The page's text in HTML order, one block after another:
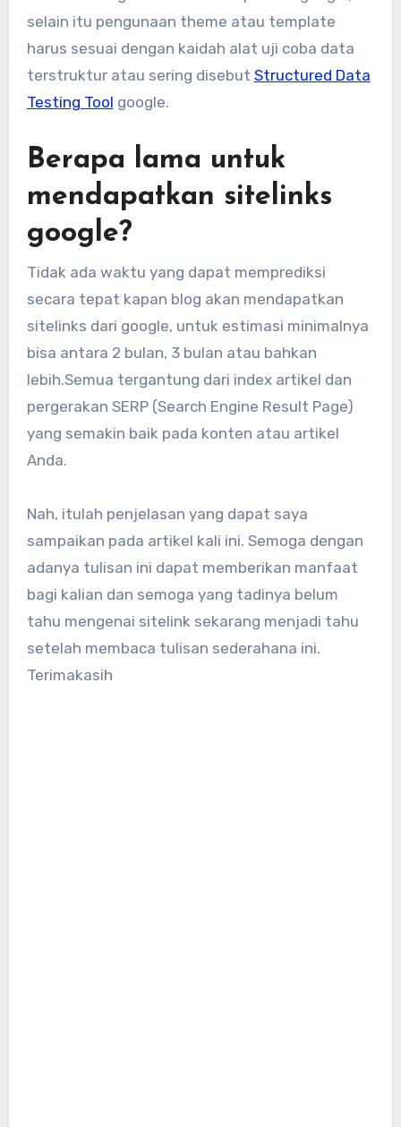
selain itu pengunaan theme atau template
harus sesuai dengan kaidah alat uji coba data
terstruktur atau sering disebut Structured Data
Testing Tool google.
Berapa lama untuk
mendapatkan sitelinks
google?
Tidak ada waktu yang dapat memprediksi
secara tepat kapan blog akan mendapatkan
sitelinks dari google, untuk estimasi minimalnya
bisa antara 2 bulan, 3 bulan atau bahkan
lebih.Semua tergantung dari index artikel dan
pergerakan SERP (Search Engine Result Page)
yang semakin baik pada konten atau artikel
Anda.
Nah, itulah penjelasan yang dapat saya
sampaikan pada artikel kali ini. Semoga dengan
adanya tulisan ini dapat memberikan manfaat
bagi kalian dan semoga yang tadinya belum
tahu mengenai sitelink sekarang menjadi tahu
setelah membaca tulisan sederahana ini.
Terimakasih